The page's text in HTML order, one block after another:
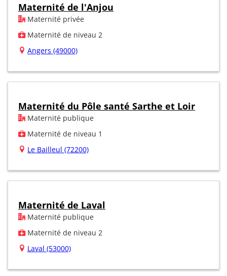
Maternité de l'Anjou
Maternité privée
Maternité de niveau 2
Angers (49000)
Maternité du Pôle santé Sarthe et Loir
Maternité publique
Maternité de niveau 1
Le Bailleul (72200)
Maternité de Laval
Maternité publique
Maternité de niveau 2
Laval (53000)